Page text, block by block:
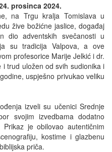
prosinca 2024.
na Trgu kralja Tomislava u
žive božićne jaslice, događaj
dio adventskih svečanosti u
su tradicija Valpova, a ove
profesorice Marije Jelkić i dr.
trud uložen od svih sudionika i
uspješno privukao veliku
izveli su učenici Srednje
svojim izvedbama dodatno
je obilovao autentičnim
kostime i glazbenu
priča.